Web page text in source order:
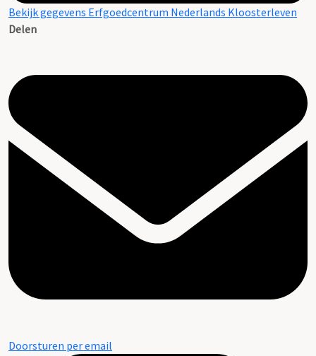
Bekijk gegevens Erfgoedcentrum Nederlands Kloosterleven
Delen
Doorsturen per email